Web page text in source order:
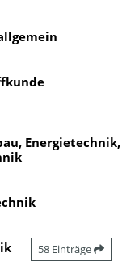
Energietechnik,
58 Einträge